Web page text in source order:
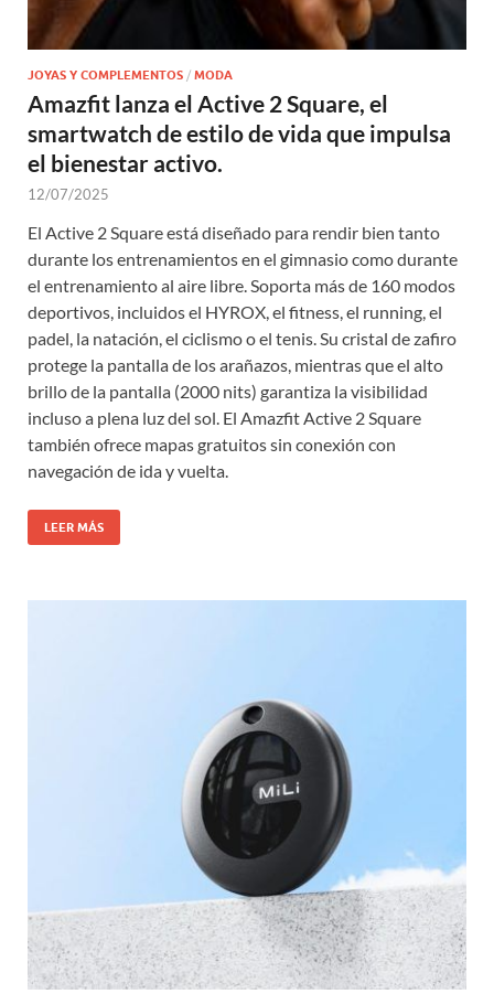
JOYAS Y COMPLEMENTOS / MODA
Amazfit lanza el Active 2 Square, el
smartwatch de estilo de vida que impulsa
el bienestar activo.
12/07/2025
El Active 2 Square está diseñado para rendir bien tanto
durante los entrenamientos en el gimnasio como durante
el entrenamiento al aire libre. Soporta más de 160 modos
deportivos, incluidos el HYROX, el fitness, el running, el
padel, la natación, el ciclismo o el tenis. Su cristal de zafiro
protege la pantalla de los arañazos, mientras que el alto
brillo de la pantalla (2000 nits) garantiza la visibilidad
incluso a plena luz del sol. El Amazfit Active 2 Square
también ofrece mapas gratuitos sin conexión con
navegación de ida y vuelta.
LEER MÁS